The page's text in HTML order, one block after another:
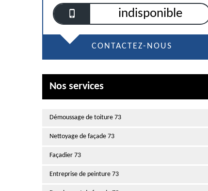
indisponible
CONTACTEZ-NOUS
Nos services
Démoussage de toiture 73
Nettoyage de façade 73
Façadier 73
Entreprise de peinture 73